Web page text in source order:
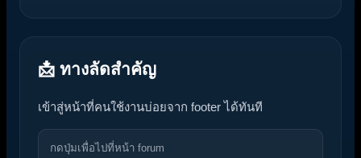
📩 ทางลัดสำคัญ
เข้าสู่หน้าที่คนใช้งานบ่อยจาก footer ได้ทันที